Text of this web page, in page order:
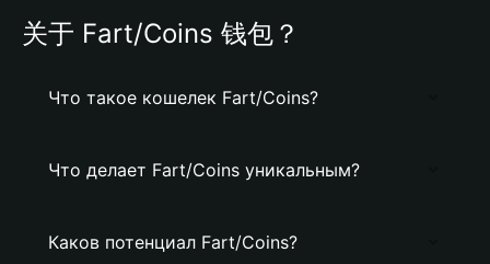
关于 Fart/Coins 钱包？
Что такое кошелек Fart/Coins?
Что делает Fart/Coins уникальным?
Каков потенциал Fart/Coins?